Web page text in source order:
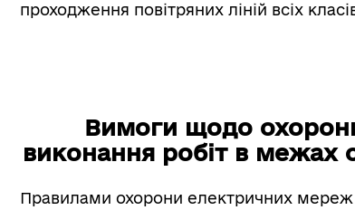
проходження повітряних ліній всіх
Вимоги щодо
виконання робіт в
Правилами охорони електричних